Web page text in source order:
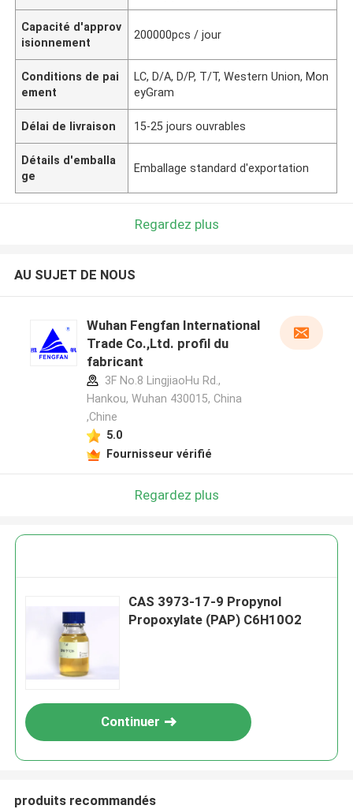
Capacité d'approv
isionnement
200000pcs / jour
Conditions de pai
ement
LC, D/A, D/P, T/T, Western Union, Mon
eyGram
Délai de livraison 15-25 jours ouvrables
Détails d'emballa
ge
Emballage standard d'exportation
Regardez plus
AU SUJET DE NOUS
Wuhan Fengfan International
Trade Co.,Ltd. profil du
fabricant
3F No.8 LingjiaoHu Rd.,
Hankou, Wuhan 430015, China
,Chine
5.0
Fournisseur vérifié
Regardez plus
CAS 3973-17-9 Propynol
Propoxylate (PAP) C6H10O2
Continuer
produits recommandés